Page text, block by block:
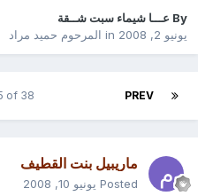
By عـــا شيماء سبت شــقة
يونيو 2, 2008
in المرحوم حميد مراد
PREV
of 38
ماريبيل بنت القطيف
Posted يونيو 10, 2008